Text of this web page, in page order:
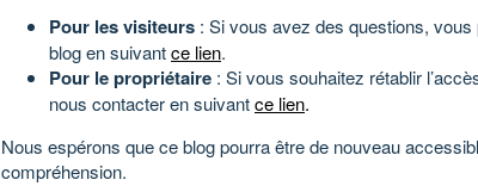
Pour les visiteurs : Si vous avez des questions,
blog en suivantce lien.
Pour le propriétaire : Si vous souhaitez rétablir
nous contacter en suivantce lien.
Nous espérons que ce blog pourra être de nouveau
compréhension.